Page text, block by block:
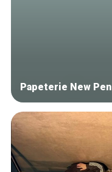
Papeterie New Pen